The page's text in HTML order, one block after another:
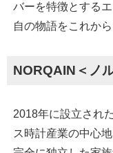
バーを特徴とする
自の物語をこれか
NORQAIN＜ノ
2018年に設立され
ス時計産業の中心